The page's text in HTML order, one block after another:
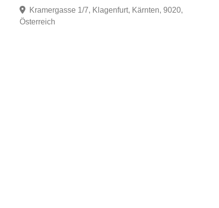
Kramergasse 1/7, Klagenfurt, Kärnten, 9020,
Österreich